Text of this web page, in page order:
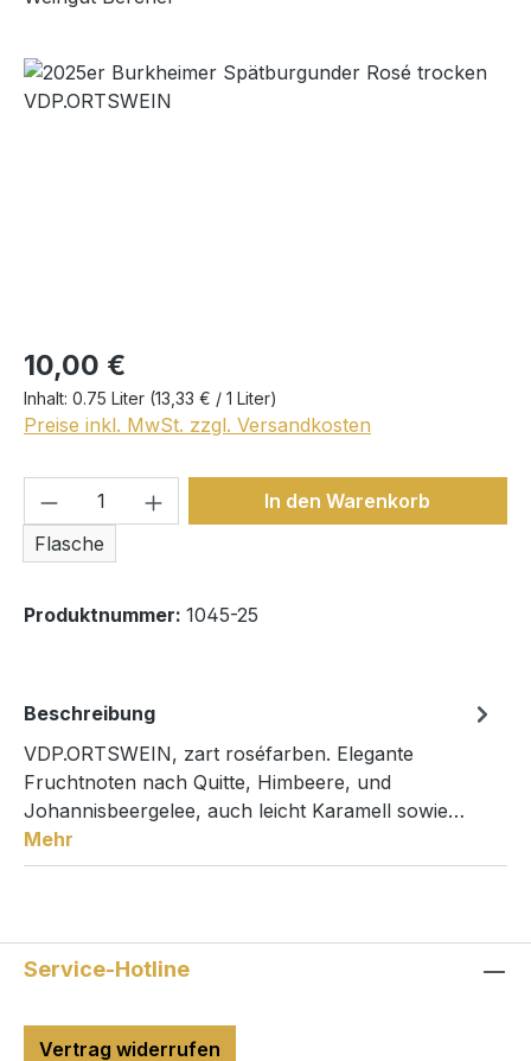
Bildergalerie überspringen
Regulärer Preis:
10,00 €
Inhalt: 0.75 Liter (13,33 € / 1 Liter)
Preise inkl. MwSt. zzgl. Versandkosten
Produkt Anzahl: Gib den
Flasche
In den Warenkorb
Produktnummer: 1045-25
Beschreibung
VDP.ORTSWEIN, zart roséfarben. Elegante
Fruchtnoten nach Quitte, Himbeere, und
Johannisbeergelee, auch leicht Karamell sowie…
Mehr
Service-Hotline
Vertrag widerrufen